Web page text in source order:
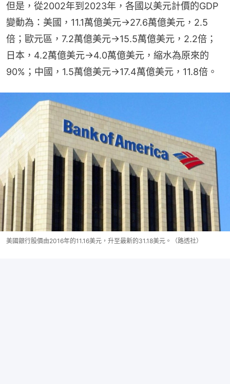
但是，從2002年到2023年，各國以美元計價的GDP
變動為：美國，11.1萬億美元→27.6萬億美元，2.5
倍；歐元區，7.2萬億美元→15.5萬億美元，2.2倍；
日本，4.2萬億美元→4.0萬億美元，縮水為原來的
90%；中國，1.5萬億美元→17.4萬億美元，11.8倍。
美國銀行股價由2016年的11.16美元，升至最新的31.18美元。（路透社）